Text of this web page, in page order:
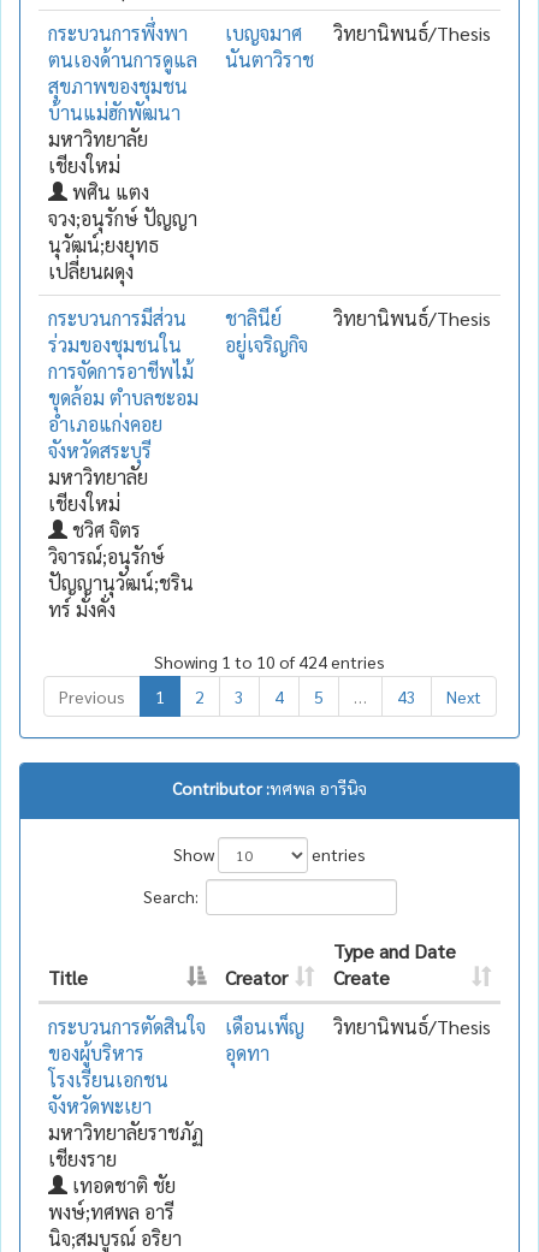
กระบวนการพึ่งพา
ตนเองด้านการดูแล
สุขภาพของชุมชน
บ้านแม่ฮักพัฒนา
มหาวิทยาลัย
เชียงใหม่
พศิน แตง
จวง;อนุรักษ์ ปัญญา
นุวัฒน์;ยงยุทธ
เปลี่ยนผดุง
เบญจมาศ
นันตาวิราช
วิทยานิพนธ์/Thesis
กระบวนการมีส่วน
ร่วมของชุมชนใน
การจัดการอาชีพไม้
ขุดล้อม ตำบลชะอม
อำเภอแก่งคอย
จังหวัดสระบุรี
มหาวิทยาลัย
เชียงใหม่
ชวิศ จิตร
วิจารณ์;อนุรักษ์
ปัญญานุวัฒน์;ชริน
ทร์ มั่งคั่ง
ชาลินีย์
อยู่เจริญกิจ
วิทยานิพนธ์/Thesis
Showing 1 to 10 of 424 entries
Previous
1 2 3 4 5 43 Next
Contributor :ทศพล อารีนิจ
Show
entries
Search:
Title Creator
Type and Date
Create
กระบวนการตัดสินใจ
ของผู้บริหาร
โรงเรียนเอกชน
จังหวัดพะเยา
มหาวิทยาลัยราชภัฏ
เชียงราย
เทอดชาติ ชัย
พงษ์;ทศพล อารี
นิจ;สมบูรณ์ อริยา
เดือนเพ็ญ
อุดทา
วิทยานิพนธ์/Thesis